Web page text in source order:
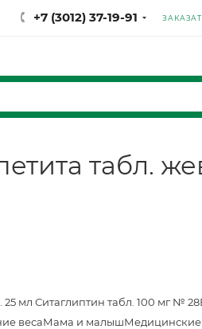
+7 (3012) 37-19-91
табл.
25 мл Ситаглиптин табл. 100 мг № 28
весаМама и малышМедицинские